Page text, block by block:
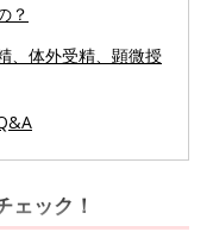
？
、体外受精、顕微授
ェック！